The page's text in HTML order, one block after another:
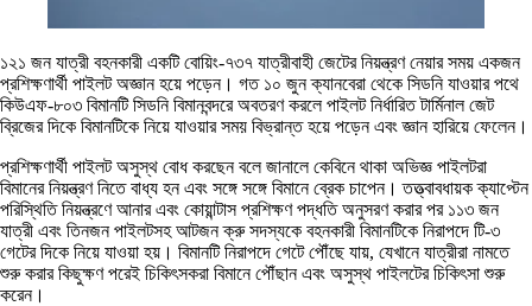
১২১ জন যাত্রী বহনকারী একটি বোয়িং-৭৩৭ যাত্রীবাহী জেটের নিয়ন্ত্রণ নেয়ার সময় একজন
প্রশিক্ষণার্থী পাইলট অজ্ঞান হয়ে পড়েন। গত ১০ জুন ক্যানবেরা থেকে সিডনি যাওয়ার পথে
কিউএফ-৮০৩ বিমানটি সিডনি বিমানবন্দরে অবতরণ করলে পাইলট নির্ধারিত টার্মিনাল জেট
ব্রিজের দিকে বিমানটিকে নিয়ে যাওয়ার সময় বিভ্রান্ত হয়ে পড়েন এবং জ্ঞান হারিয়ে ফেলেন।
প্রশিক্ষণার্থী পাইলট অসুস্থ বোধ করছেন বলে জানালে কেবিনে থাকা অভিজ্ঞ পাইলটরা
বিমানের নিয়ন্ত্রণ নিতে বাধ্য হন এবং সঙ্গে সঙ্গে বিমানে ব্রেক চাপেন। তত্ত্বাবধায়ক ক্যাপ্টেন
পরিস্থিতি নিয়ন্ত্রণে আনার এবং কোয়ান্টাস প্রশিক্ষণ পদ্ধতি অনুসরণ করার পর ১১৩ জন
যাত্রী এবং তিনজন পাইলটসহ আটজন ক্রু সদস্যকে বহনকারী বিমানটিকে নিরাপদে টি-৩
গেটের দিকে নিয়ে যাওয়া হয়। বিমানটি নিরাপদে গেটে পৌঁছে যায়, যেখানে যাত্রীরা নামতে
শুরু করার কিছুক্ষণ পরেই চিকিৎসকরা বিমানে পৌঁছান এবং অসুস্থ পাইলটের চিকিৎসা শুরু
করেন।